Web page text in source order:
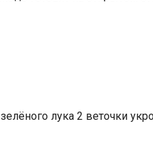
лука 2 веточки